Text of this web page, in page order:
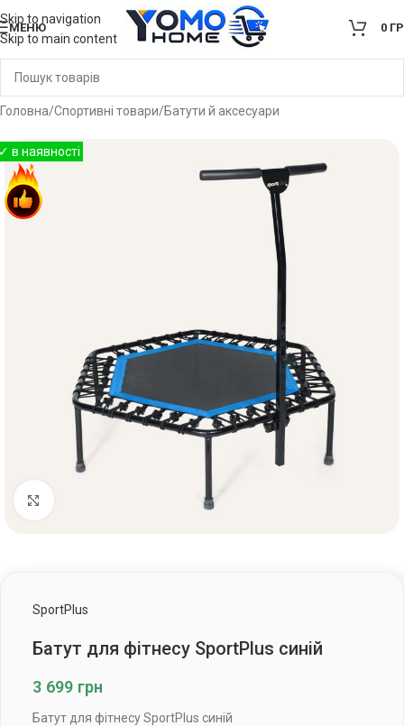
Skip to navigation
Skip to main content
МЕНЮ 0
Головна/Спортивні товари/Батути й аксесуари
SportPlus
Батут для фітнесу SportPlus синій
3 699 грн
Батут для фітнесу SportPlus синій